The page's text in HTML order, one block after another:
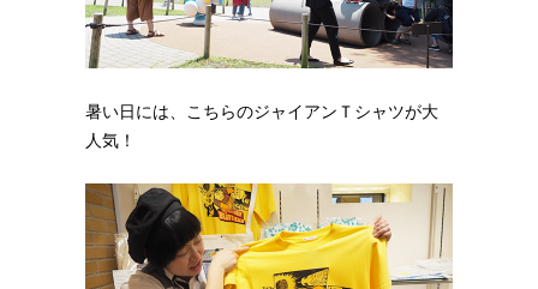
暑い日には、こちらのジャイアンＴシャツが大
人気！